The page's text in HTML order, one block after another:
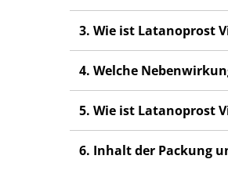
3. Wie ist Latanoprost
4. Welche
5. Wie ist Latanoprost
6. Inhalt der Packung